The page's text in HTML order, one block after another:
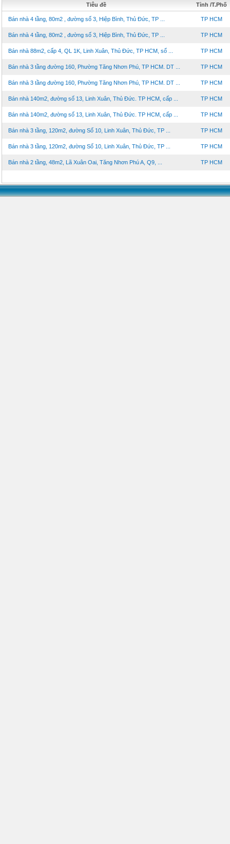
Tiêu đề Tỉnh /T.Phố
Bán nhà 4 tầng, 80m2 , đường số 3, Hiệp Bình, Thủ Đức, TP ... TP HCM
Bán nhà 4 tầng, 80m2 , đường số 3, Hiệp Bình, Thủ Đức, TP ... TP HCM
Bán nhà 88m2, cấp 4, QL 1K, Linh Xuân, Thủ Đức, TP HCM, sổ ... TP HCM
Bán nhà 3 tầng đường 160, Phường Tăng Nhơn Phú, TP HCM. DT ... TP HCM
Bán nhà 3 tầng đường 160, Phường Tăng Nhơn Phú, TP HCM. DT ... TP HCM
Bán nhà 140m2, đường số 13, Linh Xuân, Thủ Đức. TP HCM, cấp ... TP HCM
Bán nhà 140m2, đường số 13, Linh Xuân, Thủ Đức. TP HCM, cấp ... TP HCM
Bán nhà 3 tầng, 120m2, đường Số 10, Linh Xuân, Thủ Đức, TP ... TP HCM
Bán nhà 3 tầng, 120m2, đường Số 10, Linh Xuân, Thủ Đức, TP ... TP HCM
Bán nhà 2 tầng, 48m2, Lã Xuân Oai, Tăng Nhơn Phú A, Q9, ... TP HCM